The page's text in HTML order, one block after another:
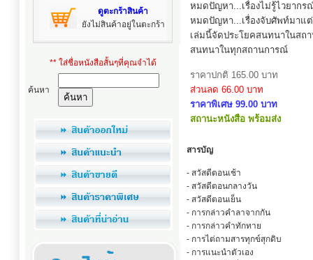
ดูตะกร้าสินค้า
ยังไม่สินค้าอยู่ในตะกร้า
** ใส่ชื่อหนังสือสั้นๆที่คุณจำได้
ค้นหา
หมดปัญหา...เรื่องไม่รู้ไวยาก
หมดปัญหา...เรื่องจับศัพท์มาแ
เล่มนี้จัดประโยคสนทนาในสถ
สนทนาในทุกสถานการณ์
ราคาปกติ 165.00 บาท
ส่วนลด 66.00 บาท
ราคาพิเศษ 99.00 บาท
สถานะหนังสือ พร้อมส่ง
สารบัญ
- สวัสดีตอนเช้า
- สวัสดีตอนกลางวัน
- สวัสดีตอนเย็น
- การกล่าวคำลาจากกัน
- การกล่าวคำทักทาย
- การไต่ถามสารทุกข์สุกดิบ
- การแนะนำตัวเอง